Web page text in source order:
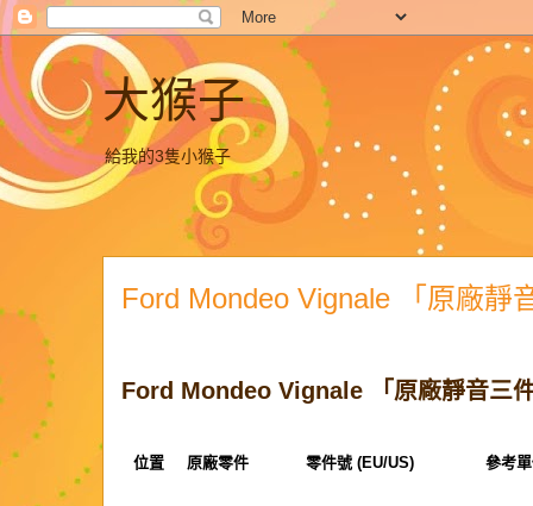
大猴子
給我的3隻小猴子
Ford Mondeo Vignale 「原廠靜
Ford Mondeo Vignale 「原廠靜音三
位置 原廠零件 零件號 (EU/US) 參考